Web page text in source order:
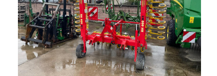
PROMOZIONI
SERVIZI
TESTATE